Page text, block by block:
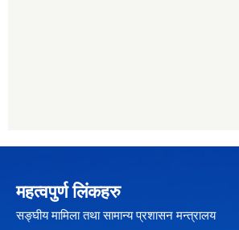
महत्वपुर्ण लिंकहरु
सङ्घीय मामिला तथा सामान्य प्रशासन मन्त्रालय